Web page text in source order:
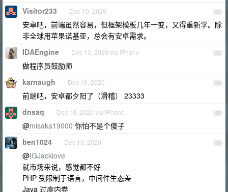
62
Visitor233 Dec 10, 2020
安卓吧，前端虽然容易，但框架模板几年一变，又得重新学。除
非全球用苹果诺基亚，总会有安卓需求。
63
IDAEngine Dec 10, 2020 via iPhone
做程序员鼓励师
64
karnaugh Dec 10, 2020
前端吧，安卓都夕阳了（滑稽） 23333
65
dnsaq Dec 10, 2020 via iPhone
@misaka19000 你怕不是个傻子
66
ben1024 Dec 10, 2020
@IGJacklove
就市场来说，感觉都不好
PHP 受限制于语言，中间件生态差
Java 过度内卷